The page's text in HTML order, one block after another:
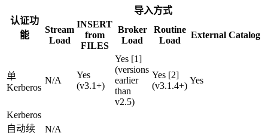
认证功
能
导入方式
Stream
Load
INSERT
from
FILES
Broker
Load
Routine
Load
External Catalog
单
Kerberos
N/A
Yes
(v3.1+)
Yes [1]
(versions
earlier
than
v2.5)
Yes [2]
(v3.1.4+)
Yes
Kerberos
自动续
N/A